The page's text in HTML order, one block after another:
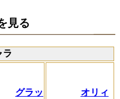
見る
ラ
グラッ
オリィ